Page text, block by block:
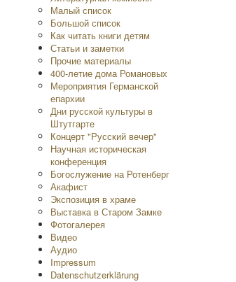
Малый список
Большой список
Как читать книги детям
Статьи и заметки
Прочие материалы
400-летие дома Романовых
Мероприятия Германской
епархии
Дни русской культуры в
Штутгарте
Концерт "Русский вечер"
Научная историческая
конференция
Богослужение на Ротенберг
Акафист
Экспозиция в храме
Выставка в Старом Замке
Фотогалерея
Видео
Аудио
Impressum
Datenschutzerklärung